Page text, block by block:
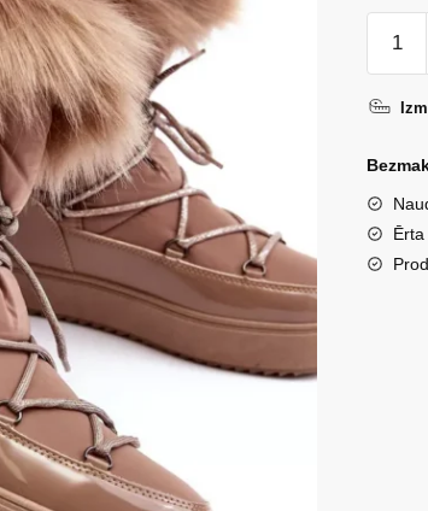
bēšas
sniega
zābaki